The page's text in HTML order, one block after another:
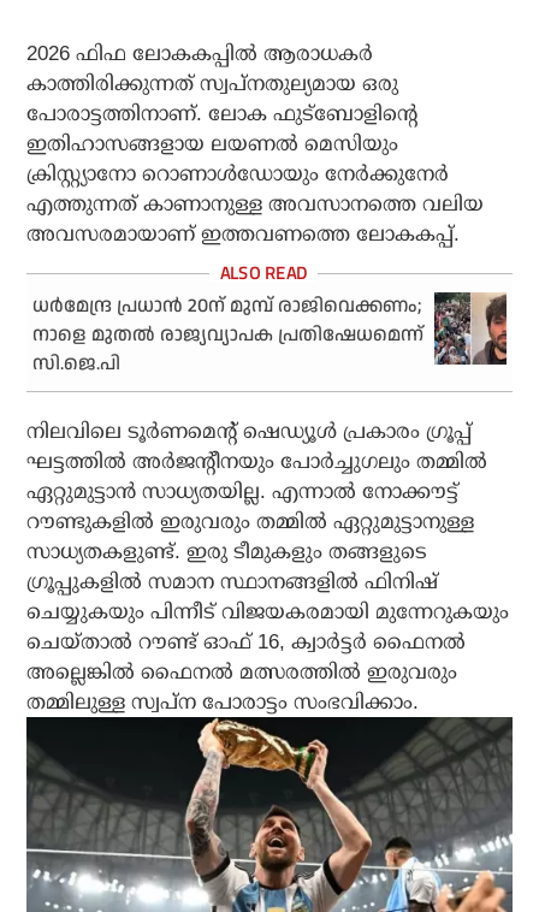
2026 ഫിഫ ലോകകപ്പില്‍ ആരാധകര്‍
കാത്തിരിക്കുന്നത് സ്വപ്‌നതുല്യമായ ഒരു
പോരാട്ടത്തിനാണ്. ലോക ഫുട്‌ബോളിന്റെ
ഇതിഹാസങ്ങളായ ലയണല്‍ മെസിയും
ക്രിസ്റ്റ്യാനോ റൊണാള്‍ഡോയും നേര്‍ക്കുനേര്‍
എത്തുന്നത് കാണാനുള്ള അവസാനത്തെ വലിയ
അവസരമായാണ് ഇത്തവണത്തെ ലോകകപ്പ്.
ധര്‍മേന്ദ്ര പ്രധാന്‍ 20ന് മുമ്പ് രാജിവെക്കണം;
നാളെ മുതല്‍ രാജ്യവ്യാപക പ്രതിഷേധമെന്ന്
സി.ജെ.പി
നിലവിലെ ടൂര്‍ണമെന്റ് ഷെഡ്യൂള്‍ പ്രകാരം ഗ്രൂപ്പ്
ഘട്ടത്തില്‍ അര്‍ജന്റീനയും പോര്‍ച്ചുഗലും തമ്മില്‍
ഏറ്റുമുട്ടാന്‍ സാധ്യതയില്ല. എന്നാല്‍ നോക്കൗട്ട്
റൗണ്ടുകളില്‍ ഇരുവരും തമ്മില്‍ ഏറ്റുമുട്ടാനുള്ള
സാധ്യതകളുണ്ട്. ഇരു ടീമുകളും തങ്ങളുടെ
ഗ്രൂപ്പുകളില്‍ സമാന സ്ഥാനങ്ങളില്‍ ഫിനിഷ്
ചെയ്യുകയും പിന്നീട് വിജയകരമായി മുന്നേറുകയും
ചെയ്താല്‍ റൗണ്ട് ഓഫ് 16, ക്വാര്‍ട്ടര്‍ ഫൈനല്‍
അല്ലെങ്കില്‍ ഫൈനല്‍ മത്സരത്തില്‍ ഇരുവരും
തമ്മിലുള്ള സ്വപ്ന പോരാട്ടം സംഭവിക്കാം.